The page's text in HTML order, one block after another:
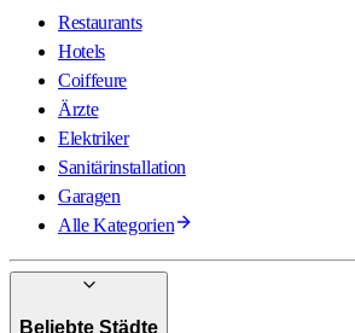
Restaurants
Hotels
Coiffeure
Ärzte
Elektriker
Sanitärinstallation
Garagen
Alle Kategorien
Beliebte Städte